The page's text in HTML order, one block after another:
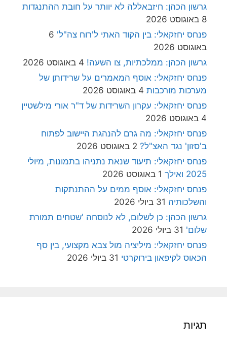
גרשון הכהן: חיזבאללה לא יוותר על חובת ההתנגדות
8 באוגוסט 2026
פנחס יחזקאלי: בין הקוד האתי ל'רוח צה"ל' 6
באוגוסט 2026
גרשון הכהן: ממלכתיות, צו השעה! 4 באוגוסט 2026
פנחס יחזקאלי: אוסף המאמרים על שרידותן של
מערכות מורכבות 4 באוגוסט 2026
פנחס יחזקאלי: עקרון השרידות של ד"ר אורי מילשטיין
4 באוגוסט 2026
פנחס יחזקאלי: מה גרם להנהגת היישוב לפתוח
ב'סזון' נגד האצ"ל? 2 באוגוסט 2026
פנחס יחזקאלי: תיעוד שנאת נתניהו בתמונות, מיולי
2025 ואילך
1 באוגוסט 2026
פנחס יחזקאלי: אוסף ממים על ההתנתקות
והשלכותיה 31 ביולי 2026
גרשון הכהן: כן לשלום, לא לנוסחה 'שטחים תמורת
שלום' 31 ביולי 2026
פנחס יחזקאלי: מיליציה מול צבא מקצועי, בין סף
הכאוס לקיפאון בירוקרטי 31 ביולי 2026
תגיות